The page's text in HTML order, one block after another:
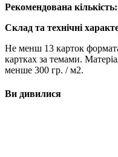
Рекомендована кількість
Склад та технічні
Не менш 13 карток
картках за темами.
менше 300 гр. / м2.
Ви дивилися